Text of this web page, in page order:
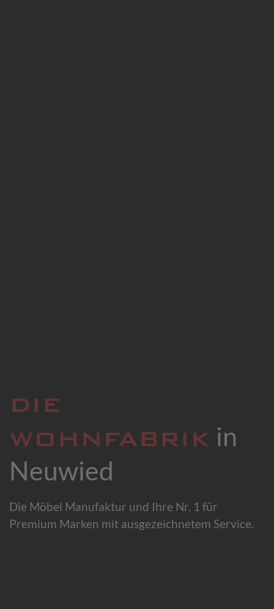
DIE
WOHNFABRIK in
Neuwied
Die Möbel Manufaktur und Ihre Nr. 1 für
Premium Marken mit ausgezeichnetem Service.